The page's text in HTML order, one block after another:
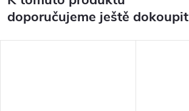
doporučujeme ještě dokoupit